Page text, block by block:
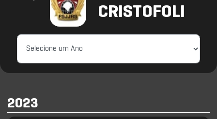
CRISTOFOLI
2023